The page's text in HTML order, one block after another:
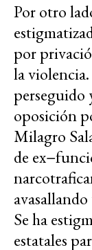
Por otro
por
la violencia.
perseguido
oposición
Milagro
de
Se ha
estatales